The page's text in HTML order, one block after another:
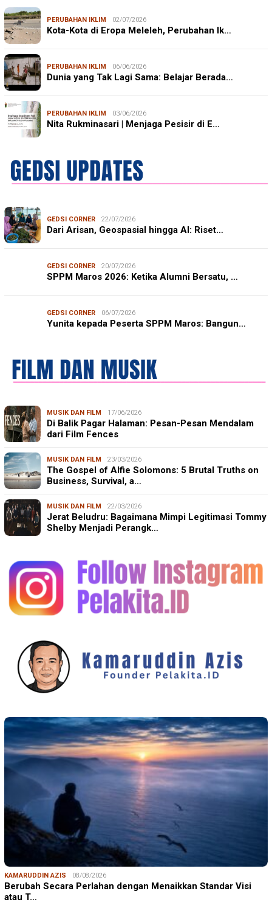
PERUBAHAN IKLIM 02/07/2026
Kota-Kota di Eropa Meleleh, Perubahan Ik…
PERUBAHAN IKLIM 06/06/2026
Dunia yang Tak Lagi Sama: Belajar Berada…
PERUBAHAN IKLIM 03/06/2026
Nita Rukminasari | Menjaga Pesisir di E…
GEDSI CORNER 22/07/2026
Dari Arisan, Geospasial hingga AI: Riset…
GEDSI CORNER 20/07/2026
SPPM Maros 2026: Ketika Alumni Bersatu, …
GEDSI CORNER 06/07/2026
Yunita kepada Peserta SPPM Maros: Bangun…
MUSIK DAN FILM 17/06/2026
Di Balik Pagar Halaman: Pesan-Pesan Mendalam
dari Film Fences
MUSIK DAN FILM 23/03/2026
The Gospel of Alfie Solomons: 5 Brutal Truths on
Business, Survival, a…
MUSIK DAN FILM 22/03/2026
Jerat Beludru: Bagaimana Mimpi Legitimasi Tommy
Shelby Menjadi Perangk…
KAMARUDDIN AZIS 08/08/2026
Berubah Secara Perlahan dengan Menaikkan Standar Visi
atau T…